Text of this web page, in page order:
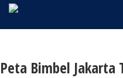
Peta Bimbel Jakarta